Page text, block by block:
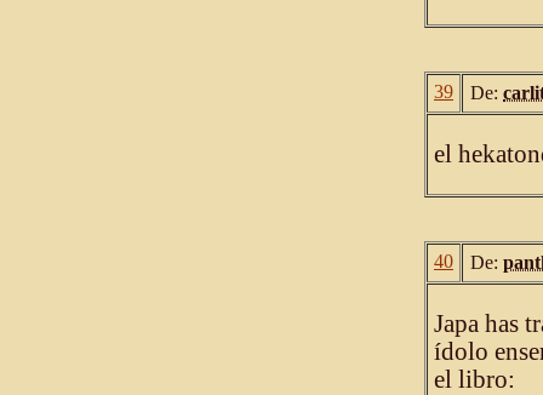
39 De:
el
40 De:
Japa has
ídolo
el libro: